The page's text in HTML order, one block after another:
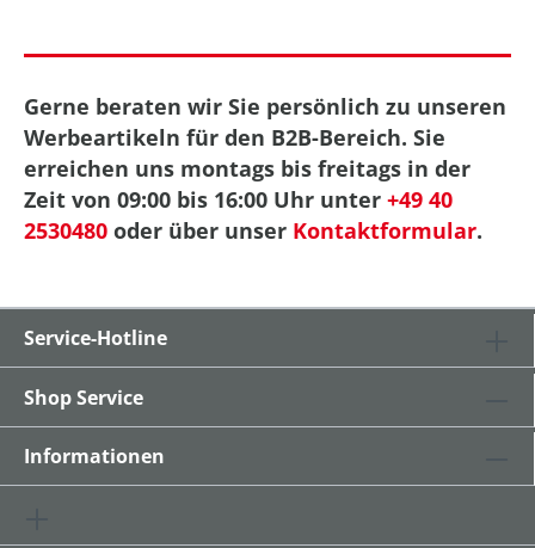
Gerne beraten wir Sie persönlich zu unseren
Werbeartikeln für den B2B-Bereich. Sie
erreichen uns montags bis freitags in der
Zeit von 09:00 bis 16:00 Uhr unter +49 40
2530480 oder über unser Kontaktformular.
Service-Hotline
Shop Service
Informationen